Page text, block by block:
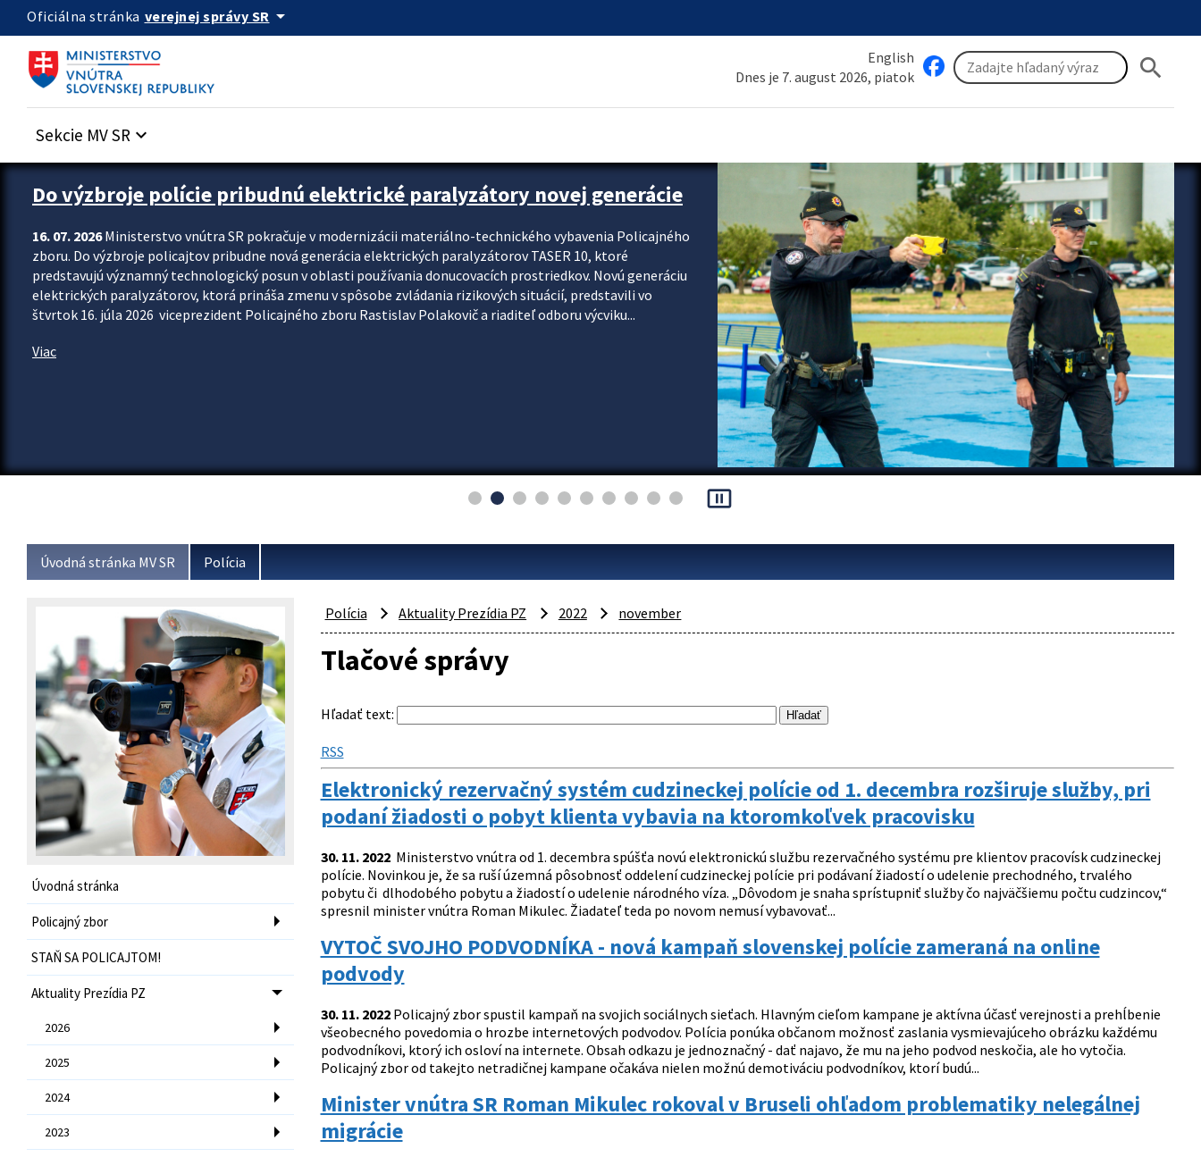
Preskocit na hlavný obsah
Oficiálna stránka verejnej správy SR arrow_drop_down
English
Dnes je 7. august 2026, piatok
search
Sekcie MV SR keyboard_arrow_down
Zastavit automatický posun upútavok
Do výzbroje polície pribudnú elektrické paralyzátory novej generácie
16. 07. 2026Ministerstvo vnútra SR pokračuje v modernizácii materiálno-technického vybavenia Policajného
zboru. Do výzbroje policajtov pribudne nová generácia elektrických paralyzátorov TASER 10, ktoré
predstavujú významný technologický posun v oblasti používania donucovacích prostriedkov. Novú generáciu
elektrických paralyzátorov, ktorá prináša zmenu v spôsobe zvládania rizikových situácií, predstavili vo
štvrtok 16. júla 2026 viceprezident Policajného zboru Rastislav Polakovič a riaditeľ odboru výcviku...
Viac
pause_presentation
Úvodná stránka MV SR Polícia
Úvodná stránka
Policajný zbor
STAŇ SA POLICAJTOM!
Aktuality Prezídia PZ
2026
2025
2024
2023
Polícia Aktuality Prezídia PZ 2022 november
Tlačové správy
Hľadať text:
RSS
Elektronický rezervačný systém cudzineckej polície od 1. decembra rozširuje služby, pri
podaní žiadosti o pobyt klienta vybavia na ktoromkoľvek pracovisku
30. 11. 2022Ministerstvo vnútra od 1. decembra spúšťa novú elektronickú službu rezervačného systému pre klientov pracovísk cudzineckej
polície. Novinkou je, že sa ruší územná pôsobnosť oddelení cudzineckej polície pri podávaní žiadostí o udelenie prechodného, trvalého
pobytu či dlhodobého pobytu a žiadostí o udelenie národného víza. „Dôvodom je snaha sprístupniť služby čo najväčšiemu počtu cudzincov,“
spresnil minister vnútra Roman Mikulec. Žiadateľ teda po novom nemusí vybavovať...
VYTOČ SVOJHO PODVODNÍKA - nová kampaň slovenskej polície zameraná na online
podvody
30. 11. 2022Policajný zbor spustil kampaň na svojich sociálnych sieťach. Hlavným cieľom kampane je aktívna účasť verejnosti a prehĺbenie
všeobecného povedomia o hrozbe internetových podvodov. Polícia ponúka občanom možnosť zaslania vysmievajúceho obrázku každému
podvodníkovi, ktorý ich osloví na internete. Obsah odkazu je jednoznačný - dať najavo, že mu na jeho podvod neskočia, ale ho vytočia.
Policajný zbor od takejto netradičnej kampane očakáva nielen možnú demotiváciu podvodníkov, ktorí budú...
Minister vnútra SR Roman Mikulec rokoval v Bruseli ohľadom problematiky nelegálnej
migrácie